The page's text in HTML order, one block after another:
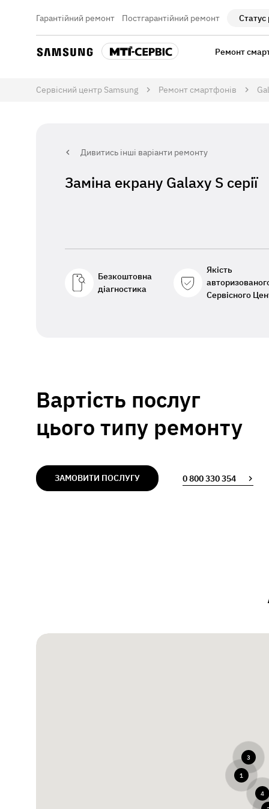
Гарантійний ремонт Постгарантійний ремонт Статус
Ремонт
Сервісний центр Samsung Ремонт смартфонів
Дивитись інші варіанти ремонту
Заміна екрану Galaxy S серії
Безкоштовна
діагностика
Якість
Сервісного
Вартість послуг
цього типу ремонту
ЗАМОВИТИ ПОСЛУГУ 0 800 330 354
1
3
4